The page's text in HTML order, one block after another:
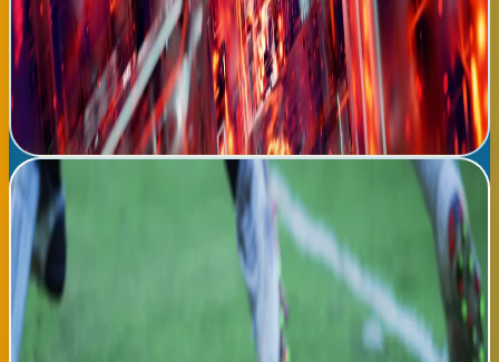
gobiernos adopten inmediatamente esta tecnología como parte
de sistemas nacionales de salud. Los expertos proyectan que
implementación global completa de este sistema podría
prevenir 5 millones de muertes por tuberculosis en la próxima
década.
Leer noticia completa →
Eurocopa Femenina 2026: España derrota a Alemania en
final épica, se alza campeona
La selección femenina de fútbol de España ha conquistado su
primer título de Eurocopa Femenina, venciendo a Alemania 2-1 en
una final épica disputada en el Estadio Olímpico de Róterdam
ante 70,000 espectadores delirantes. Las goles españoles
fueron marcados por Alexia Putellas en minuto 34 y Marta